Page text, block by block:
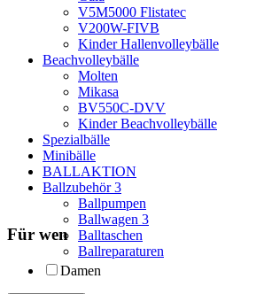
V5M5000 Flistatec
V200W-FIVB
Kinder Hallenvolleybälle
Beachvolleybälle
Molten
Mikasa
BV550C-DVV
Kinder Beachvolleybälle
Spezialbälle
Minibälle
BALLAKTION
Ballzubehör 3
Ballpumpen
Ballwagen 3
Balltaschen
Ballreparaturen
Für wen
Damen